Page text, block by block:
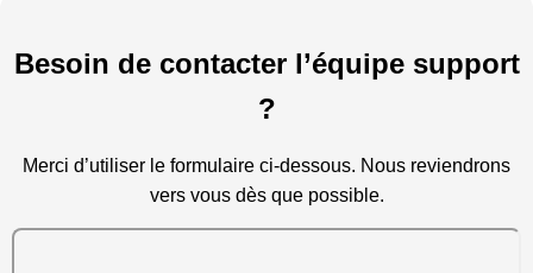
Besoin de contacter l’équipe support
?
Merci d’utiliser le formulaire ci-dessous. Nous reviendrons
vers vous dès que possible.